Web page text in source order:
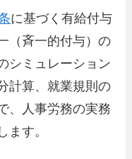
に基づく有給付与
（斉一的付与）の
シミュレーション
計算、就業規則の
、人事労務の実務
ます。